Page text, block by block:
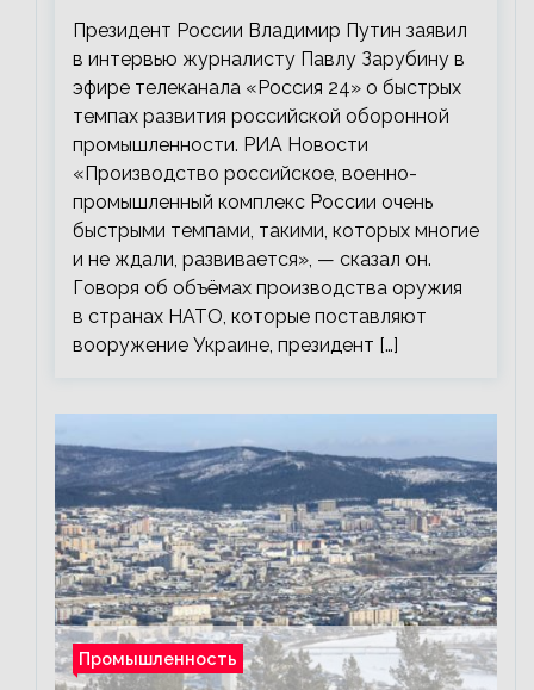
Президент России Владимир Путин заявил
в интервью журналисту Павлу Зарубину в
эфире телеканала «Россия 24» о быстрых
темпах развития российской оборонной
промышленности. РИА Новости
«Производство российское, военно-
промышленный комплекс России очень
быстрыми темпами, такими, которых многие
и не ждали, развивается», — сказал он.
Говоря об объёмах производства оружия
в странах НАТО, которые поставляют
вооружение Украине, президент […]
Промышленность